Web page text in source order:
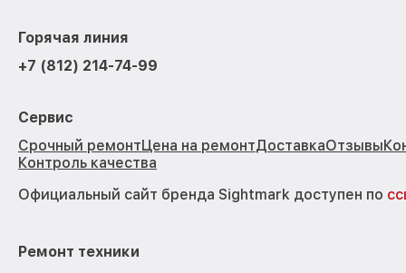
Горячая линия
+7 (812) 214-74-99
Сервис
Срочный ремонтЦена на ремонтДоставкаОтзывы
Контроль качества
Официальный сайт бренда Sightmark доступен по
Ремонт техники